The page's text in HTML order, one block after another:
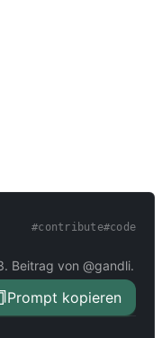
#contribute#code
Beitrag von @gandli.
Prompt kopieren